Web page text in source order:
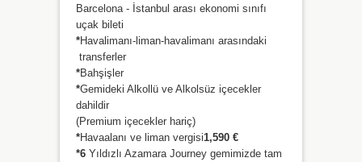
Barcelona - İstanbul arası ekonomi sınıfı
uçak bileti
*Havalimanı-liman-havalimanı arasındaki
transferler
*Bahşişler
*Gemideki Alkollü ve Alkolsüz içecekler
dahildir
(Premium içecekler hariç)
*Havaalanı ve liman vergisi1,590 €
*6 Yıldızlı Azamara Journey gemimizde tam